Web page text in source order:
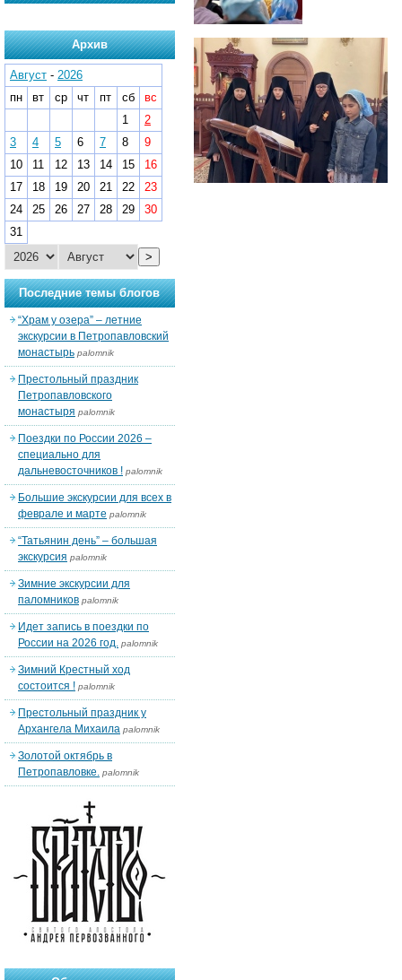
Архив
Август - 2026
пн
вт ср чт пт сб
вс
1
2
3
4 5 6 7 8
9
10
11 12 13 14 15
16
17
18 19 20 21 22
23
24
25 26 27 28 29
30
31
>
Последние темы блогов
“Храм у озера” – летние
экскурсии в Петропавловский
монастырь palomnik
Престольный праздник
Петропавловского
монастыря palomnik
Поездки по России 2026 –
специально для
дальневосточников ! palomnik
Большие экскурсии для всех в
феврале и марте palomnik
“Татьянин день” – большая
экскурсия palomnik
Зимние экскурсии для
паломников palomnik
Идет запись в поездки по
России на 2026 год. palomnik
Зимний Крестный ход
состоится ! palomnik
Престольный праздник у
Архангела Михаила palomnik
Золотой октябрь в
Петропавловке. palomnik